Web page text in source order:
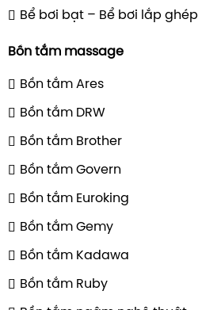
Bể bơi bạt – Bể bơi lắp ghép
Bồn tắm massage
Bồn tắm Ares
Bồn tắm DRW
Bồn tắm Brother
Bồn tắm Govern
Bồn tắm Euroking
Bồn tắm Gemy
Bồn tắm Kadawa
Bồn tắm Ruby